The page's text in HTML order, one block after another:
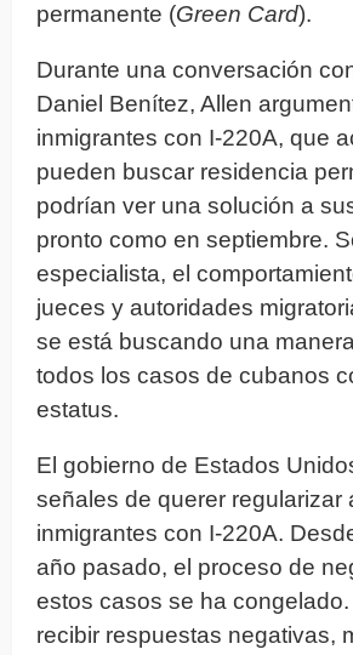
permanente (Green Card).
Durante una conversación
Daniel Benítez, Allen
inmigrantes con I-220A, que
pueden buscar residencia
podrían ver una solución a
pronto como en septiembre.
especialista, el
jueces y autoridades
se está buscando una
todos los casos de cubanos
estatus.
El gobierno de Estados
señales de querer regularizar
inmigrantes con I-220A.
año pasado, el proceso de
estos casos se ha
recibir respuestas negativas,